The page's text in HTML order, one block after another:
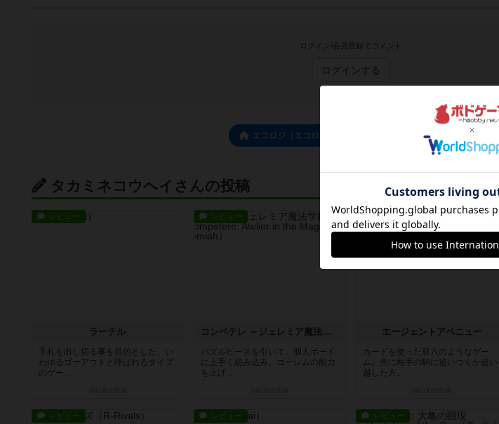
ログイン/会員登録でコメント
ログインする
エコロジ（エコロジカルファクトリー）のトップに戻る
タカミネコウヘイさんの投稿
レビュー
ラーテル
手札を出し切る事を目的とした、い
わゆるゴーアウトと呼ばれるタイプ
のゲー...
レビュー
コンペテレ ～ジェレミア魔法学校の工房～
パズルピースを引いて、個人ボード
に上手く組み込み、ゴーレムの能力
を上げ...
レビュー
エージェントアベニュー
カードを使った双六のようなゲー
ム。先に相手の駒に追いつくか追い
越した方...
レビュー レビュー レビュー